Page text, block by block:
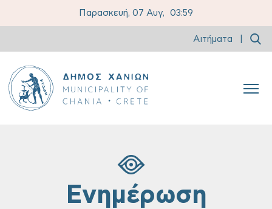
Παρασκευή, 07 Αυγ, 03:59
Αιτήματα
Ενημέρωση